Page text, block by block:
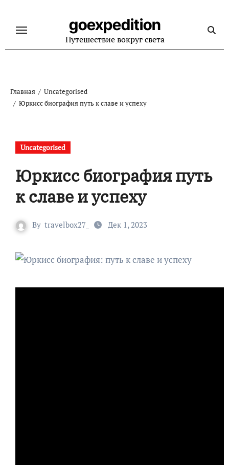
содержанию
goexpedition
Путешествие вокруг света
Главная
Uncategorised
Юркисс биография путь к славе и успеху
Uncategorised
Юркисс биография путь
к славе и успеху
By travelbox27_ Дек 1, 2023